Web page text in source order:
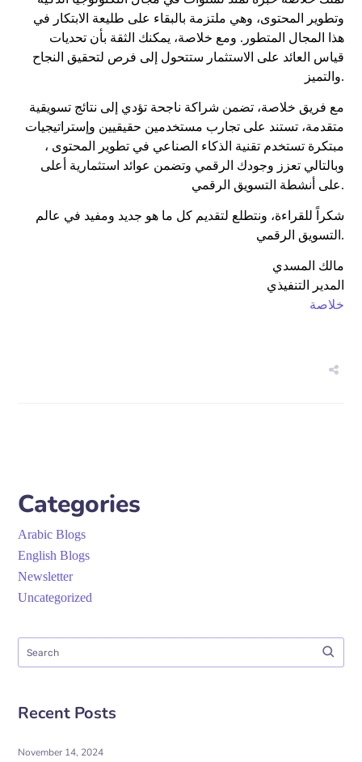
وتطوير المحتوى، وهي ملتزمة بالبقاء على طليعة الابتكار في
هذا المجال المتطور. ومع خلاصة، يمكنك الثقة بأن تحديات
قياس العائد على الاستثمار ستتحول إلى فرص لتحقيق النجاح
والتميز.
مع فريق خلاصة، تضمن شراكة ناجحة تؤدي إلى نتائج تسويقية
متقدمة، تستند على تجارب مستخدمين حقيقيين وإستراتيجيات
مبتكرة تستخدم تقنية الذكاء الصناعي في تطوير المحتوى ،
وبالتالي تعزز وجودك الرقمي وتضمن عوائد استثمارية أعلى
على أنشطة التسويق الرقمي.
شكراً للقراءة، ونتطلع لتقديم كل ما هو جديد ومفيد في عالم
التسويق الرقمي.
مالك المسدي
المدير التنفيذي
خلاصة
Categories
Arabic Blogs
English Blogs
Newsletter
Uncategorized
Recent Posts
November 14, 2024